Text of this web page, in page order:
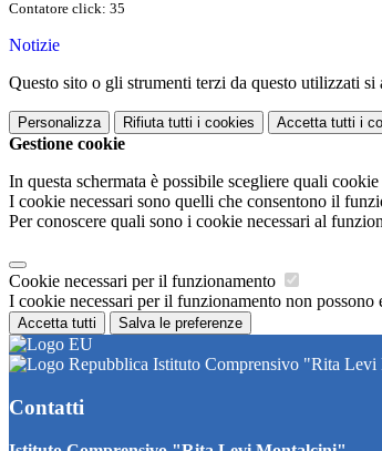
Contatore click: 35
Notizie
Questo sito o gli strumenti terzi da questo utilizzati
Personalizza Rifiuta tutti i cookies Accetta tutti i
Gestione cookie
In questa schermata è possibile scegliere quali
I cookie necessari sono quelli che consentono il
Per conoscere quali sono i cookie necessari al
Cookie necessari per il funzionamento
I cookie necessari per il funzionamento non
Accetta tutti Salva le preferenze
Istituto Comprensivo "Rita
Contatti